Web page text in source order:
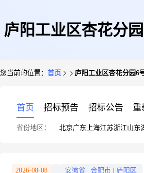
庐阳工业区杏花分
您当前的位置： 首页 庐阳工业区杏花分园6
首页 招标预告 招标公告 重
省份地区： 北京广东 上海江苏浙江山东
2026-08-08 安徽省 合肥市 庐阳区